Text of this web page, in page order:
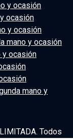
y ocasión
ocasión
y ocasión
mano y ocasión
y ocasión
mano y
Todos